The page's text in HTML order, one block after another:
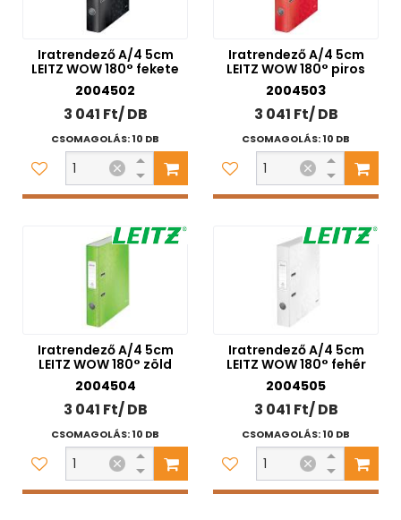
Iratrendező A/4 5cm
LEITZ WOW 180° fekete
2004502
3 041 Ft/ DB
CSOMAGOLÁS: 10 DB
Iratrendező A/4 5cm
LEITZ WOW 180° piros
2004503
3 041 Ft/ DB
CSOMAGOLÁS: 10 DB
Iratrendező A/4 5cm
LEITZ WOW 180° zöld
2004504
3 041 Ft/ DB
CSOMAGOLÁS: 10 DB
Iratrendező A/4 5cm
LEITZ WOW 180° fehér
2004505
3 041 Ft/ DB
CSOMAGOLÁS: 10 DB